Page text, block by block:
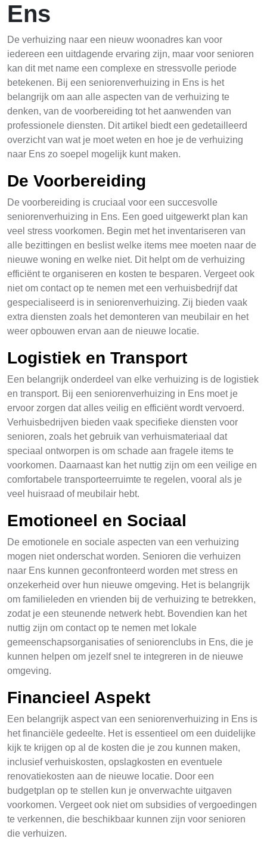
Ens
De verhuizing naar een nieuw woonadres kan voor
iedereen een uitdagende ervaring zijn, maar voor senioren
kan dit met name een complexe en stressvolle periode
betekenen. Bij een seniorenverhuizing in Ens is het
belangrijk om aan alle aspecten van de verhuizing te
denken, van de voorbereiding tot het aanwenden van
professionele diensten. Dit artikel biedt een gedetailleerd
overzicht van wat je moet weten en hoe je de verhuizing
naar Ens zo soepel mogelijk kunt maken.
De Voorbereiding
De voorbereiding is cruciaal voor een succesvolle
seniorenverhuizing in Ens. Een goed uitgewerkt plan kan
veel stress voorkomen. Begin met het inventariseren van
alle bezittingen en beslist welke items mee moeten naar de
nieuwe woning en welke niet. Dit helpt om de verhuizing
efficiënt te organiseren en kosten te besparen. Vergeet ook
niet om contact op te nemen met een verhuisbedrijf dat
gespecialiseerd is in seniorenverhuizing. Zij bieden vaak
extra diensten zoals het demonteren van meubilair en het
weer opbouwen ervan aan de nieuwe locatie.
Logistiek en Transport
Een belangrijk onderdeel van elke verhuizing is de logistiek
en transport. Bij een seniorenverhuizing in Ens moet je
ervoor zorgen dat alles veilig en efficiënt wordt vervoerd.
Verhuisbedrijven bieden vaak specifieke diensten voor
senioren, zoals het gebruik van verhuismateriaal dat
speciaal ontworpen is om schade aan fragele items te
voorkomen. Daarnaast kan het nuttig zijn om een veilige en
comfortabele transporteerruimte te regelen, vooral als je
veel huisraad of meubilair hebt.
Emotioneel en Sociaal
De emotionele en sociale aspecten van een verhuizing
mogen niet onderschat worden. Senioren die verhuizen
naar Ens kunnen geconfronteerd worden met stress en
onzekerheid over hun nieuwe omgeving. Het is belangrijk
om familieleden en vrienden bij de verhuizing te betrekken,
zodat je een steunende netwerk hebt. Bovendien kan het
nuttig zijn om contact op te nemen met lokale
gemeenschapsorganisaties of seniorenclubs in Ens, die je
kunnen helpen om jezelf snel te integreren in de nieuwe
omgeving.
Financieel Aspekt
Een belangrijk aspect van een seniorenverhuizing in Ens is
het financiële gedeelte. Het is essentieel om een duidelijke
kijk te krijgen op al de kosten die je zou kunnen maken,
inclusief verhuiskosten, opslagkosten en eventuele
renovatiekosten aan de nieuwe locatie. Door een
budgetplan op te stellen kun je onverwachte uitgaven
voorkomen. Vergeet ook niet om subsidies of vergoedingen
te verkennen, die beschikbaar kunnen zijn voor senioren
die verhuizen.